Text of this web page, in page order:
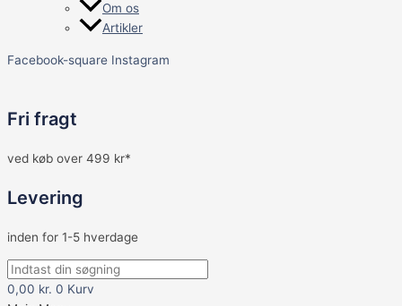
Om os
Artikler
Facebook-square Instagram
Fri fragt
ved køb over 499 kr*
Levering
inden for 1-5 hverdage
0,00 kr. 0 Kurv